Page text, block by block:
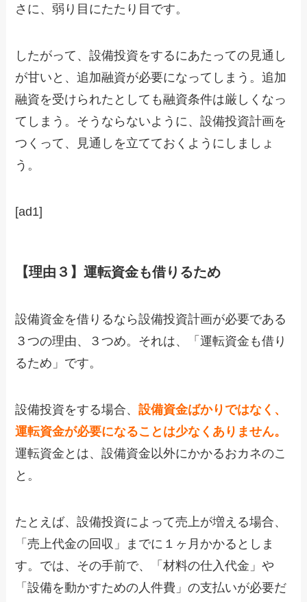
さに、弱り目にたたり目です。
したがって、設備投資をするにあたっての見通し
が甘いと、追加融資が必要になってしまう。追加
融資を受けられたとしても融資条件は厳しくなっ
てしまう。そうならないように、設備投資計画を
つくって、見通しを立てておくようにしましょ
う。
[ad1]
【理由３】運転資金も借りるため
設備資金を借りるなら設備投資計画が必要である
３つの理由、３つめ。それは、「運転資金も借り
るため」です。
設備投資をする場合、設備資金ばかりではなく、
運転資金が必要になることは少なくありません。
運転資金とは、設備資金以外にかかるおカネのこ
と。
たとえば、設備投資によって売上が増える場合、
「売上代金の回収」までに１ヶ月かかるとしま
す。では、その手前で、「材料の仕入代金」や
「設備を動かすための人件費」の支払いが必要だ